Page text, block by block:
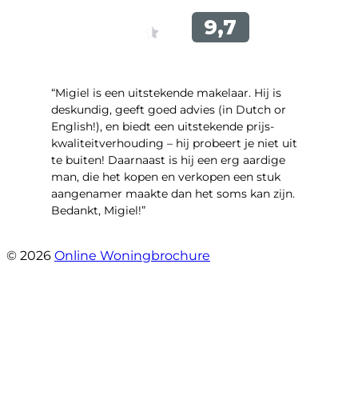
“Migiel is een uitstekende makelaar. Hij is
deskundig, geeft goed advies (in Dutch or
English!), en biedt een uitstekende prijs-
kwaliteitverhouding – hij probeert je niet uit
te buiten! Daarnaast is hij een erg aardige
man, die het kopen en verkopen een stuk
aangenamer maakte dan het soms kan zijn.
Bedankt, Migiel!”
© 2026 Online Woningbrochure